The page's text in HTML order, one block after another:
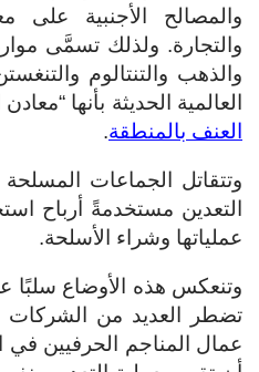
والمصالح الأجنبية على
والتجارة. ولذلك تسمَّى
والذهب والتنتالوم
العالمية الحديثة بأنها
العنف بالمنطقة.
وتتقاتل الجماعات
التعدين مستخدمةً أرباح
عملياتها وشراء الأسلحة.
وتنعكس هذه الأوضاع سلبًا
تضطر العديد من الشركات
عمال المناجم الحرفيين